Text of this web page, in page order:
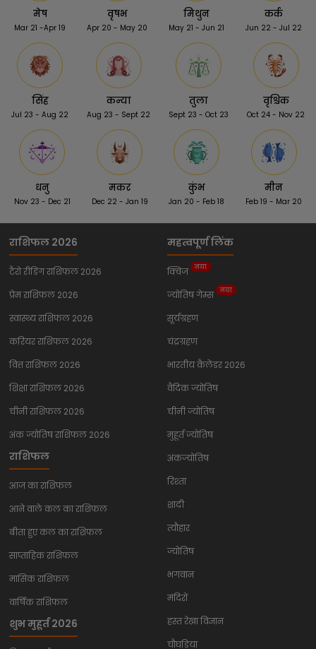
मेष
Mar 21 -Apr 19
वृषभ
Apr 20 - May 20
मिथुन
May 21 - Jun 21
कर्क
Jun 22 - Jul 22
सिंह
Jul 23 - Aug 22
कन्या
Aug 23 - Sept 22
तुला
Sept 23 - Oct 23
वृश्चिक
Oct 24 - Nov 22
धनु
Nov 23 - Dec 21
मकर
Dec 22 - Jan 19
कुंभ
Jan 20 - Feb 18
मीन
Feb 19 - Mar 20
राशिफल 2026
टैरो रीडिंग राशिफल 2026
प्रेम राशिफल 2026
स्वास्थ्य राशिफल 2026
करियर राशिफल 2026
वित्त राशिफल 2026
शिक्षा राशिफल 2026
चीनी राशिफल 2026
अंक ज्योतिष राशिफल 2026
राशिफल
आज का राशिफल
आने वाले कल का राशिफल
बीता हुए कल का राशिफल
साप्ताहिक राशिफल
मासिक राशिफल
वार्षिक राशिफल
शुभ मुहूर्त 2026
महत्वपूर्ण लिंक
क्विज नया
ज्योतिष गेम्स नया
सूर्यग्रहण
चंद्रग्रहण
भारतीय कैलेंडर 2026
वैदिक ज्योतिष
चीनी ज्योतिष
मुहूर्त ज्योतिष
अंकज्योतिष
रिश्ता
शादी
त्यौहार
ज्योतिष
भगवान
मंदिरों
हस्त रेखा विज्ञान
चौघडिया